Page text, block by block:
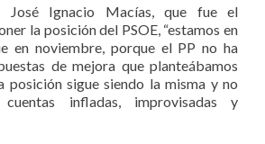
José Ignacio Macías, que fue el
la posición del PSOE, “estamos en
en noviembre, porque el PP no ha
de mejora que planteábamos
posición sigue siendo la misma y no
cuentas infladas, improvisadas y